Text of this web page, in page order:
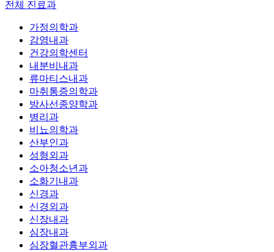
전체 진료과
가정의학과
감염내과
건강의학센터
내분비내과
류마티스내과
마취통증의학과
방사선종양학과
병리과
비뇨의학과
산부인과
성형외과
소아청소년과
소화기내과
신경과
신경외과
신장내과
심장내과
심장혈관흉부외과